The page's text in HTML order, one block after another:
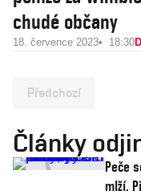
chudé občany
18. července 2023 18:30
Předchozí
Články
Peče
mlží.